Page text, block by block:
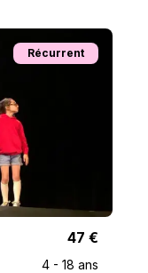
Récurrent
47 €
4 - 18 ans